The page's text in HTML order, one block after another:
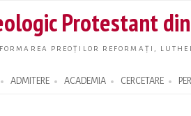
main
Protestant
PREOȚILOR REFORMAȚI,
ADMITERE ACADEMIA CERCETARE